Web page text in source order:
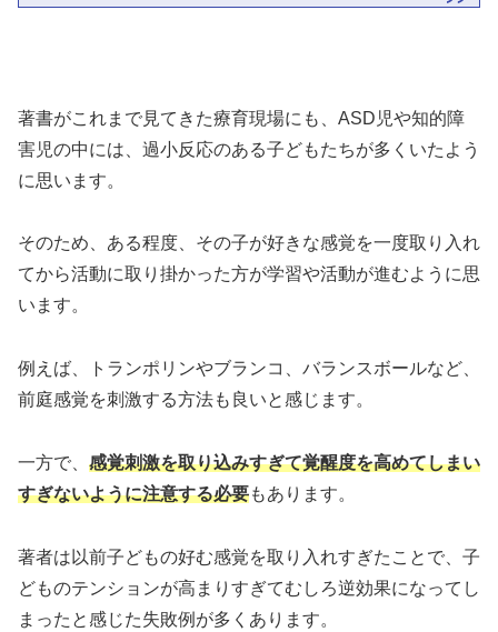
著書がこれまで見てきた療育現場にも、ASD児や知的障
害児の中には、過小反応のある子どもたちが多くいたよう
に思います。
そのため、ある程度、その子が好きな感覚を一度取り入れ
てから活動に取り掛かった方が学習や活動が進むように思
います。
例えば、トランポリンやブランコ、バランスボールなど、
前庭感覚を刺激する方法も良いと感じます。
一方で、 感覚刺激を取り込みすぎて覚醒度を高めてしまい
すぎないように注意する必要もあります。
著者は以前子どもの好む感覚を取り入れすぎたことで、子
どものテンションが高まりすぎてむしろ逆効果になってし
まったと感じた失敗例が多くあります。